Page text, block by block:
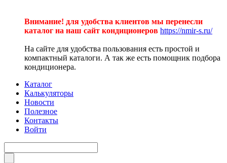
Внимание! для удобства клиентов мы перенесли
каталог на наш сайт кондиционеров https://nmir-s.ru/
На сайте для удобства пользования есть простой и
компактный каталоги. А так же есть помощник подбора
кондиционера.
Каталог
Калькуляторы
Новости
Полезное
Контакты
Войти